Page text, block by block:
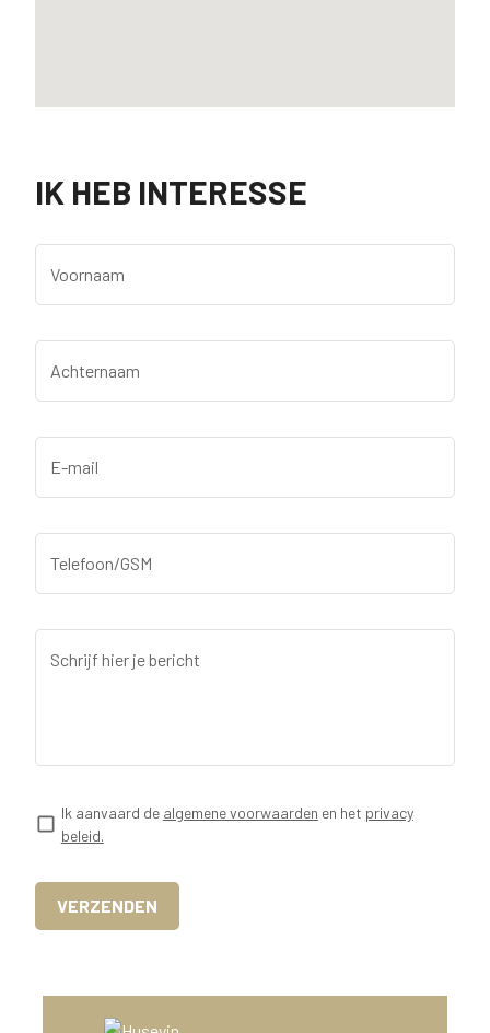
IK HEB INTERESSE
Voornaam
Achternaam
E-mail
Telefoon/GSM
Schrijf hier je bericht
Ik aanvaard de algemene voorwaarden en het privacy
beleid.
VERZENDEN